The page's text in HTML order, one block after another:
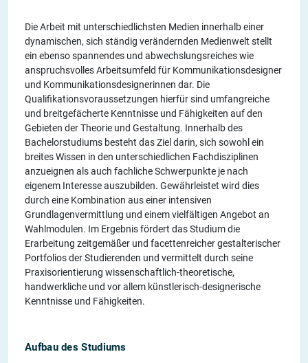
Die Arbeit mit unterschiedlichsten Medien innerhalb einer
dynamischen, sich ständig verändernden Medienwelt stellt
ein ebenso spannendes und abwechslungsreiches wie
anspruchsvolles Arbeitsumfeld für Kommunikationsdesigner
und Kommunikationsdesignerinnen dar. Die
Qualifikationsvoraussetzungen hierfür sind umfangreiche
und breitgefächerte Kenntnisse und Fähigkeiten auf den
Gebieten der Theorie und Gestaltung. Innerhalb des
Bachelorstudiums besteht das Ziel darin, sich sowohl ein
breites Wissen in den unterschiedlichen Fachdisziplinen
anzueignen als auch fachliche Schwerpunkte je nach
eigenem Interesse auszubilden. Gewährleistet wird dies
durch eine Kombination aus einer intensiven
Grundlagenvermittlung und einem vielfältigen Angebot an
Wahlmodulen. Im Ergebnis fördert das Studium die
Erarbeitung zeitgemäßer und facettenreicher gestalterischer
Portfolios der Studierenden und vermittelt durch seine
Praxisorientierung wissenschaftlich-theoretische,
handwerkliche und vor allem künstlerisch-designerische
Kenntnisse und Fähigkeiten.
Aufbau des Studiums